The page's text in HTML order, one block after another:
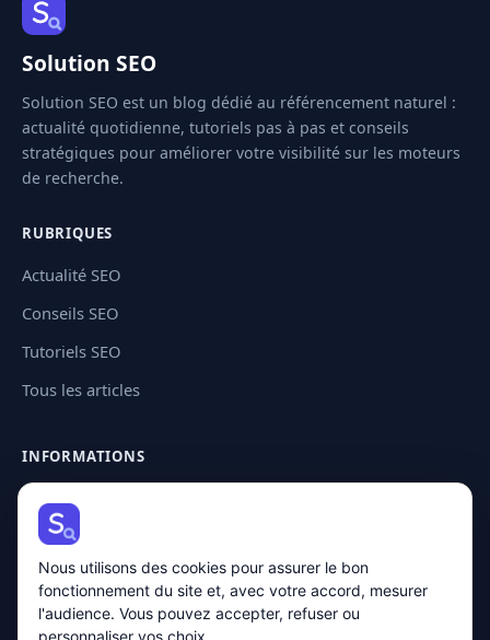
Solution SEO
Solution SEO est un blog dédié au référencement naturel :
actualité quotidienne, tutoriels pas à pas et conseils
stratégiques pour améliorer votre visibilité sur les moteurs
de recherche.
RUBRIQUES
Actualité SEO
Conseils SEO
Tutoriels SEO
Tous les articles
INFORMATIONS
Contact
Plan de site
Mentions légales
Politique de confidentialité
Nous utilisons des cookies pour assurer le bon
fonctionnement du site et, avec votre accord, mesurer
l'audience. Vous pouvez accepter, refuser ou
personnaliser vos choix.